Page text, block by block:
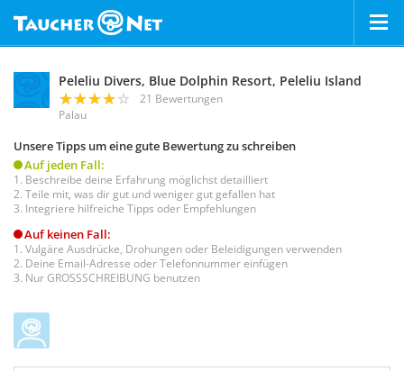
Peleliu Divers, Blue Dolphin Resort, Peleliu Island
21 Bewertungen
Palau
Unsere Tipps um eine gute Bewertung zu schreiben
Auf jeden Fall:
Beschreibe deine Erfahrung möglichst detailliert
Teile mit, was dir gut und weniger gut gefallen hat
Integriere hilfreiche Tipps oder Empfehlungen
Auf keinen Fall:
Vulgäre Ausdrücke, Drohungen oder Beleidigungen verwenden
Deine Email-Adresse oder Telefonnummer einfügen
Nur GROSSSCHREIBUNG benutzen